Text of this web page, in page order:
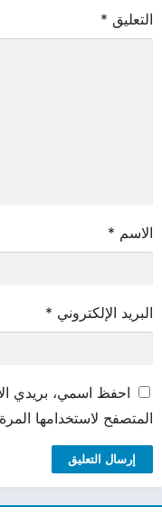
التعليق *
الاسم *
البريد الإلكتروني *
احفظ اسمي، بريدي
المتصفح لاستخدامها